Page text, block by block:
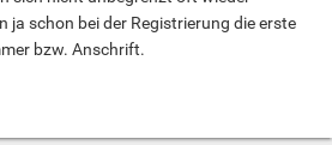
ja schon bei der Registrierung die erste
bzw. Anschrift.